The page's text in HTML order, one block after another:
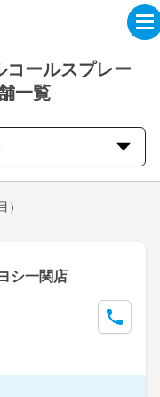
コールスプレー
一覧
）
シ一関店